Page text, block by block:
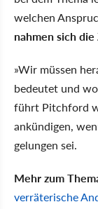
welchen
nahmen sich
»Wir müssen
bedeutet und
führt Pitchford
ankündigen,
gelungen sei.
Mehr zum
verräterische